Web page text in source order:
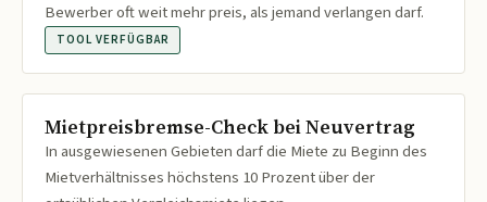
Bewerber oft weit mehr preis, als jemand verlangen darf.
TOOL VERFÜGBAR
Mietpreisbremse-Check bei Neuvertrag
In ausgewiesenen Gebieten darf die Miete zu Beginn des
Mietverhältnisses höchstens 10 Prozent über der